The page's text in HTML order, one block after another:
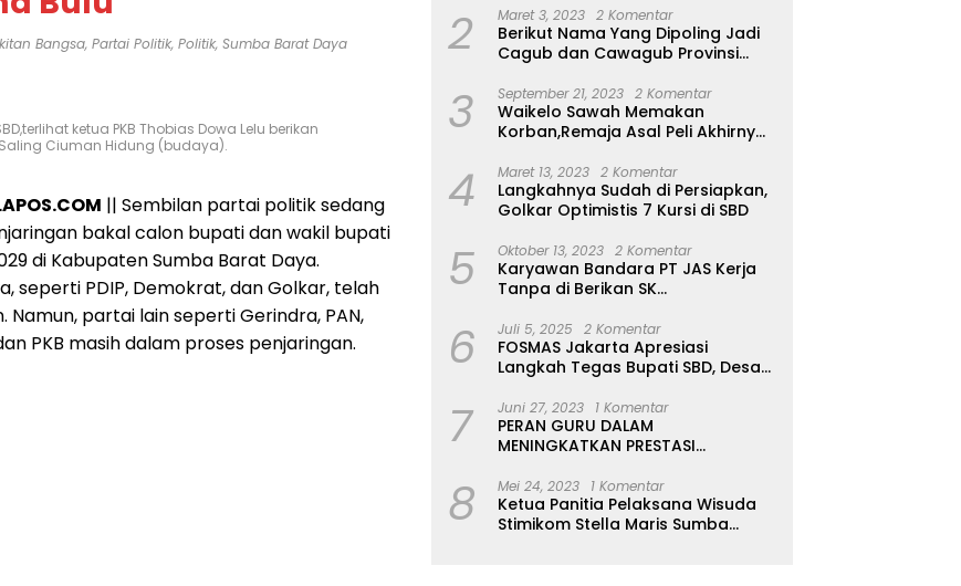
Bangsa, Partai Politik, Politik, Sumba Barat Daya
ketua PKB Thobias Dowa Lelu berikan
Ciuman Hidung (budaya).
|| Sembilan partai politik sedang
bakal calon bupati dan wakil bupati
di Kabupaten Sumba Barat Daya.
seperti PDIP, Demokrat, dan Golkar, telah
partai lain seperti Gerindra, PAN,
PKB masih dalam proses penjaringan.
2 Maret 3, 2023 2 Komentar
Berikut Nama Yang Dipoling Jadi
Cagub dan Cawagub Provinsi
3 September 21, 2023 2 Komentar
Waikelo Sawah Memakan
Korban,Remaja Asal Peli Akhirnya
4 Maret 13, 2023 2 Komentar
Langkahnya Sudah di Persiapkan,
Golkar Optimistis 7 Kursi di SBD
5 Oktober 13, 2023 2 Komentar
Karyawan Bandara PT JAS Kerja
Tanpa di Berikan SK
Tangan Tanpa di Bacakan Isinya
6 Juli 5, 2025 2 Komentar
FOSMAS Jakarta Apresiasi
Langkah Tegas Bupati SBD, Desak
7 Juni 27, 2023 1 Komentar
PERAN GURU DALAM
MENINGKATKAN PRESTASI
8 Mei 24, 2023 1 Komentar
Ketua Panitia Pelaksana Wisuda
Stimikom Stella Maris Sumba